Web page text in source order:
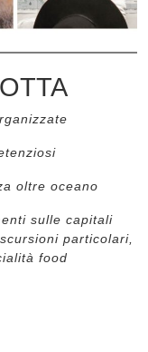
oltre oceano
sulle capitali
particolari,
food